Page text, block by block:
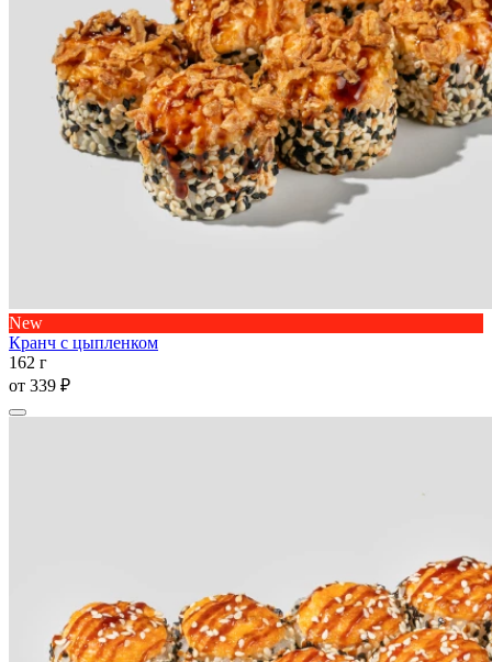
New
Кранч с цыпленком
162 г
от 339 ₽